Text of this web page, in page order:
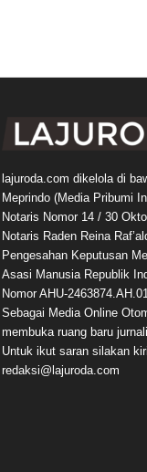
lajuroda.com dikelola di
Meprindo (Media Pribumi
Notaris Nomor 14 / 30
Notaris Raden Reina
Pengesahan Keputusan
Asasi Manusia Republik
Nomor AHU-
Sebagai Media Online
membuka ruang baru
Untuk ikut saran silakan
redaksi@lajuroda.com